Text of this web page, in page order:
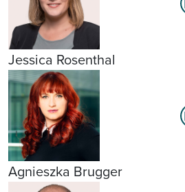
Jessica Rosenthal
Agnieszka Brugger